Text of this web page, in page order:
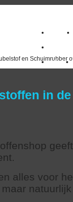
en Schuimrubber
Home
Outlet
in
alles voor
maar